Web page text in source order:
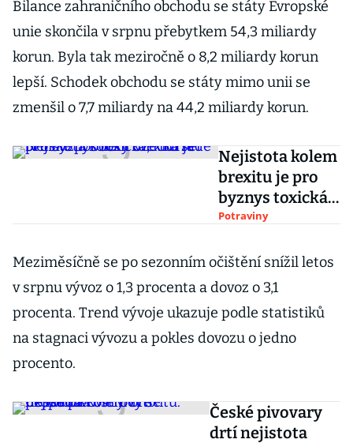
Bilance zahraničního obchodu se státy Evropské
unie skončila v srpnu přebytkem 54,3 miliardy
korun. Byla tak meziročně o 8,2 miliardy korun
lepší. Schodek obchodu se státy mimo unii se
zmenšil o 7,7 miliardy na 44,2 miliardy korun.
Nejistota kolem
brexitu je pro
byznys toxická,
říká šéf britské
CzechTrade
Potraviny
Meziměsíčně se po sezonním očištění snížil letos
v srpnu vývoz o 1,3 procenta a dovoz o 3,1
procenta. Trend vývoje ukazuje podle statistiků
na stagnaci vývozu a pokles dovozu o jedno
procento.
České pivovary
drtí nejistota